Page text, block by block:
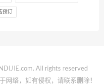
订
All rights reserved
网络，如有侵权，请联系删除！